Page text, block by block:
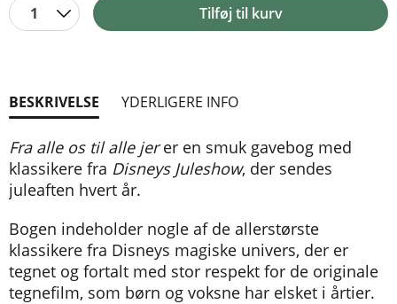
1 Tilføj til kurv
BESKRIVELSE YDERLIGERE INFO
Fra alle os til alle jerer en smuk gavebog med
klassikere fra Disneys Juleshow, der sendes
juleaften hvert år.
Bogen indeholder nogle af de allerstørste
klassikere fra Disneys magiske univers, der er
tegnet og fortalt med stor respekt for de originale
tegnefilm, som børn og voksne har elsket i årtier.